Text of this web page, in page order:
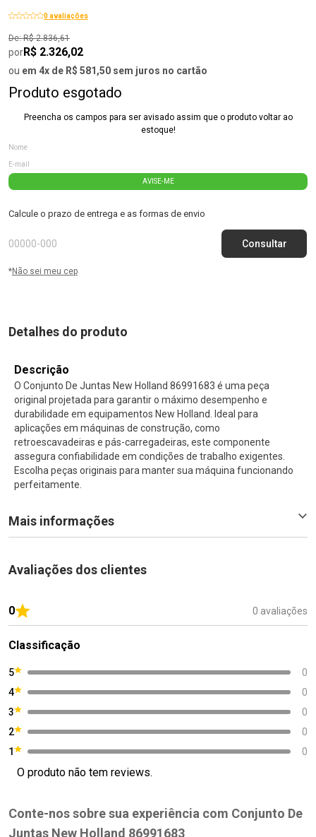
0 avaliações
De: R$ 2.836,61
porR$ 2.326,02
ou em 4x de R$ 581,50 sem juros no cartão
Produto esgotado
Preencha os campos para ser avisado assim que o produto voltar ao
estoque!
AVISE-ME
Calcule o prazo de entrega e as formas de envio
*Não sei meu cep
Detalhes do produto
Descrição
O Conjunto De Juntas New Holland 86991683 é uma peça
original projetada para garantir o máximo desempenho e
durabilidade em equipamentos New Holland. Ideal para
aplicações em máquinas de construção, como
retroescavadeiras e pás-carregadeiras, este componente
assegura confiabilidade em condições de trabalho exigentes.
Escolha peças originais para manter sua máquina funcionando
perfeitamente.
Mais informações
Avaliações dos clientes
0 0 avaliações
Classificação
5
0
4
0
3
0
2
0
1
0
O produto não tem reviews.
Conte-nos sobre sua experiência com Conjunto De
Juntas New Holland 86991683